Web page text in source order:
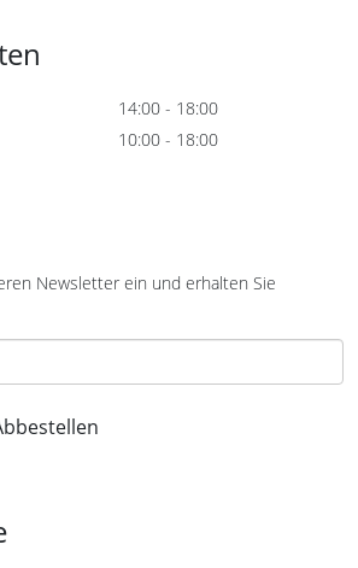
14:00 - 18:00
10:00 - 18:00
Newsletter ein und erhalten Sie